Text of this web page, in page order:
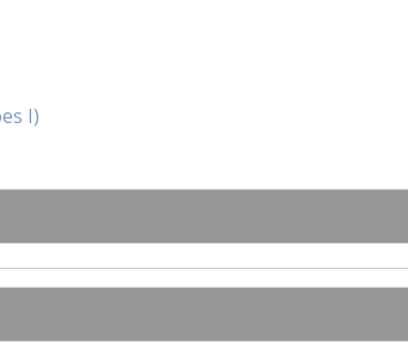
I)